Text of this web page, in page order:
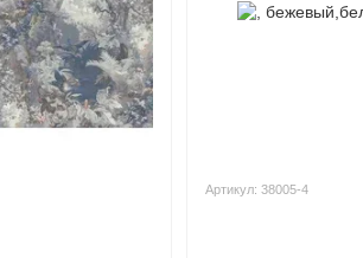
Артикул: 38005-4